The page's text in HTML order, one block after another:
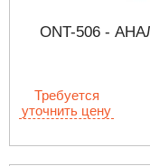
ONT-506 -
Требуется
уточнить цену